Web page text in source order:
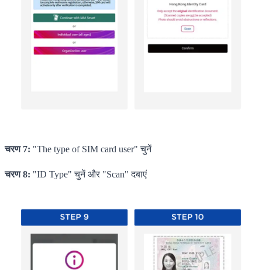
चरण 7: "The type of SIM card user" चुनें
चरण 8: "ID Type" चुनें और "Scan" दबाएं